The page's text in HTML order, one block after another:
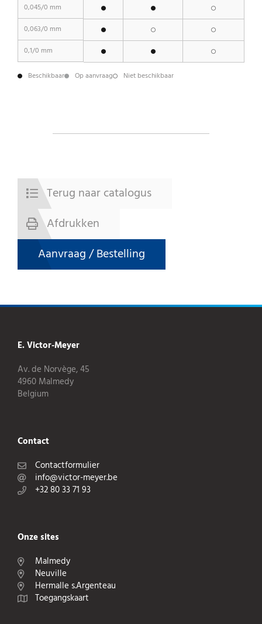
0,045/0 mm
0,063/0 mm
0,1/0 mm
Beschikbaar Op aanvraag Niet beschikbaar
Terug naar catalogus
Afdrukken
Aanvraag / Bestelling
E. Victor-Meyer
Av. de Norvège, 45
4960 Malmedy
Belgium
Contact
Contactformulier
info@victor-meyer.be
+32 80 33 71 93
Onze sites
Malmedy
Neuville
Hermalle s.Argenteau
Toegangskaart